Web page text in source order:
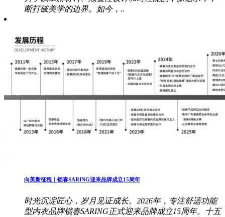
断打破美学的边界。如今，..
向美新征程｜锁春SARING迎来品牌成立15周年
时光沉淀匠心，岁月见证成长。2026年，专注舒适功能
型内衣品牌锁春SARING正式迎来品牌成立15周年。十五